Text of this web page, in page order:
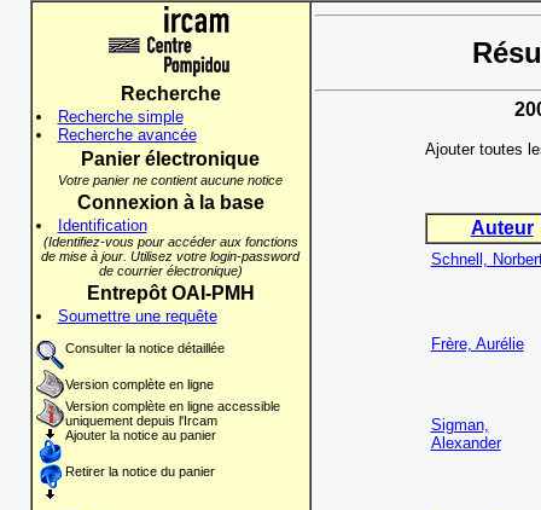
Recherche
Recherche simple
Recherche avancée
Panier électronique
Votre panier ne contient aucune notice
Connexion à la base
Identification
(Identifiez-vous pour accéder aux fonctions
de mise à jour. Utilisez votre login-password
de courrier électronique)
Entrepôt OAI-PMH
Soumettre une requête
Consulter la notice détaillée
Version complète en ligne
Version complète en ligne accessible
uniquement depuis l'Ircam
Ajouter la notice au panier
Retirer la notice du panier
Ajouter toutes
Auteur
Schnell,
Frère, Aurélie
Sigman,
Alexander